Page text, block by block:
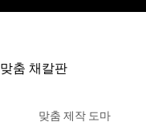
맞춤 채칼판
맞춤 제작 도마